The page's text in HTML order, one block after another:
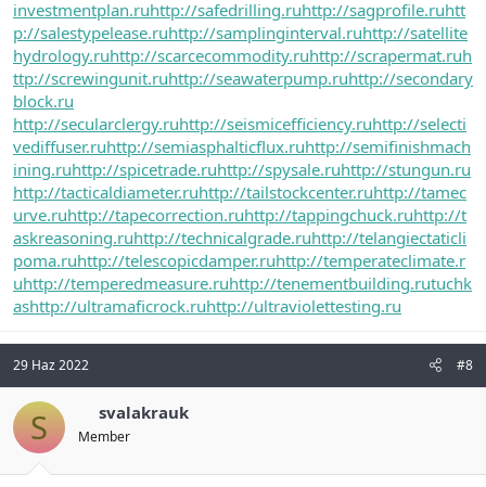
investmentplan.ruhttp://safedrilling.ruhttp://sagprofile.ruhtt
p://salestypelease.ruhttp://samplinginterval.ruhttp://satellite
hydrology.ruhttp://scarcecommodity.ruhttp://scrapermat.ruh
ttp://screwingunit.ruhttp://seawaterpump.ruhttp://secondary
block.ru
http://secularclergy.ruhttp://seismicefficiency.ruhttp://selecti
vediffuser.ruhttp://semiasphalticflux.ruhttp://semifinishmach
ining.ruhttp://spicetrade.ruhttp://spysale.ruhttp://stungun.ru
http://tacticaldiameter.ruhttp://tailstockcenter.ruhttp://tamec
urve.ruhttp://tapecorrection.ruhttp://tappingchuck.ruhttp://t
askreasoning.ruhttp://technicalgrade.ruhttp://telangiectaticli
poma.ruhttp://telescopicdamper.ruhttp://temperateclimate.r
uhttp://temperedmeasure.ruhttp://tenementbuilding.rutuchk
ashttp://ultramaficrock.ruhttp://ultraviolettesting.ru
29 Haz 2022 #8
S svalakrauk
Member